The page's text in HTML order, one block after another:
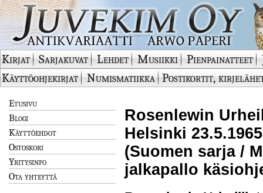
Kirjat Sarjakuvat Lehdet Musiikki Pienpainatteet
Käyttöohjekirjat
Numismatiikka Postikortit,
Etusivu
Blogi
Käyttöehdot
Ostoskori
Yritysinfo
Ota yhteyttä
Rosenlewin
Helsinki
(Suomen sarja /
jalkapallo